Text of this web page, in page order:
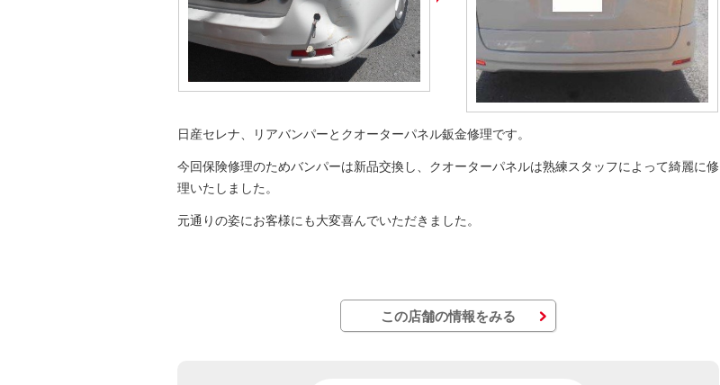
日産セレナ、リアバンパーとクオーターパネル鈑金修理です。
今回保険修理のためバンパーは新品交換し、クオーターパネルは熟練スタッフによって綺麗に修
理いたしました。
元通りの姿にお客様にも大変喜んでいただきました。
この店舗の情報をみる